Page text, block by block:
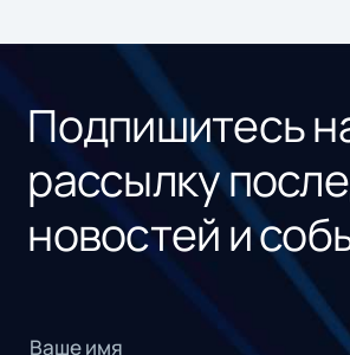
Подпишитесь
рассылку
новостей и